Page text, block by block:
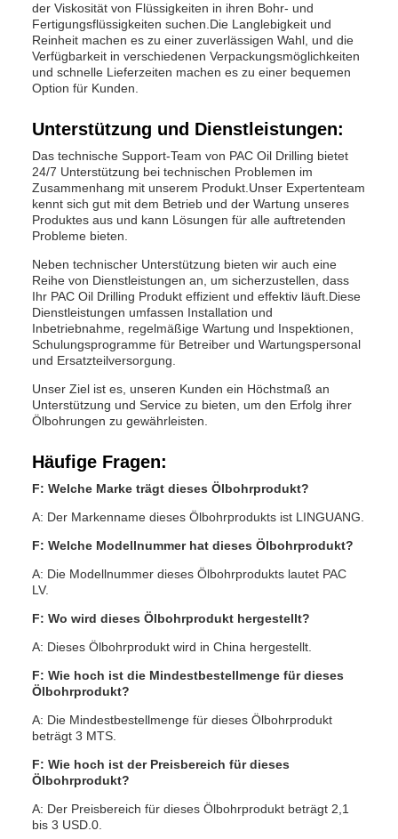
der Viskosität von Flüssigkeiten in ihren Bohr- und
Fertigungsflüssigkeiten suchen.Die Langlebigkeit und
Reinheit machen es zu einer zuverlässigen Wahl, und die
Verfügbarkeit in verschiedenen Verpackungsmöglichkeiten
und schnelle Lieferzeiten machen es zu einer bequemen
Option für Kunden.
Unterstützung und Dienstleistungen:
Das technische Support-Team von PAC Oil Drilling bietet
24/7 Unterstützung bei technischen Problemen im
Zusammenhang mit unserem Produkt.Unser Expertenteam
kennt sich gut mit dem Betrieb und der Wartung unseres
Produktes aus und kann Lösungen für alle auftretenden
Probleme bieten.
Neben technischer Unterstützung bieten wir auch eine
Reihe von Dienstleistungen an, um sicherzustellen, dass
Ihr PAC Oil Drilling Produkt effizient und effektiv läuft.Diese
Dienstleistungen umfassen Installation und
Inbetriebnahme, regelmäßige Wartung und Inspektionen,
Schulungsprogramme für Betreiber und Wartungspersonal
und Ersatzteilversorgung.
Unser Ziel ist es, unseren Kunden ein Höchstmaß an
Unterstützung und Service zu bieten, um den Erfolg ihrer
Ölbohrungen zu gewährleisten.
Häufige Fragen:
F: Welche Marke trägt dieses Ölbohrprodukt?
A: Der Markenname dieses Ölbohrprodukts ist LINGUANG.
F: Welche Modellnummer hat dieses Ölbohrprodukt?
A: Die Modellnummer dieses Ölbohrprodukts lautet PAC
LV.
F: Wo wird dieses Ölbohrprodukt hergestellt?
A: Dieses Ölbohrprodukt wird in China hergestellt.
F: Wie hoch ist die Mindestbestellmenge für dieses
Ölbohrprodukt?
A: Die Mindestbestellmenge für dieses Ölbohrprodukt
beträgt 3 MTS.
F: Wie hoch ist der Preisbereich für dieses
Ölbohrprodukt?
A: Der Preisbereich für dieses Ölbohrprodukt beträgt 2,1
bis 3 USD.0.